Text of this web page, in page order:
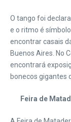
O tango foi
e o ritmo é
encontrar casais
Buenos Aires. No
encontrará
bonecos gigantes
Feira de